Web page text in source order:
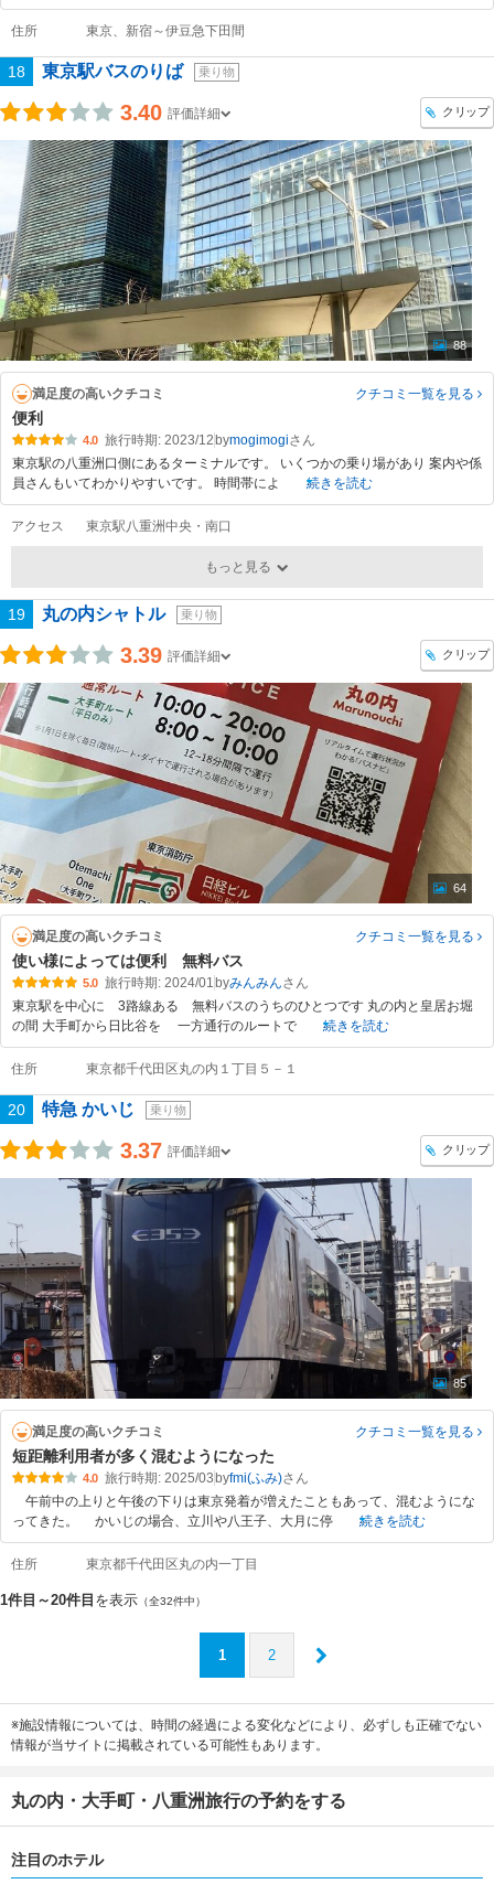
住所 東京、新宿～伊豆急下田間
18 東京駅バスのりば 乗り物
3.40 評価詳細 クリップ
88
満足度の高いクチコミ クチコミ一覧を見る
便利
4.0 旅行時期: 2023/12 bymogimogi
東京駅の八重洲口側にあるターミナルです。 いくつかの乗り場があり 案内や係
員さんもいてわかりやすいです。 時間帯によ
続きを読む
アクセス 東京駅八重洲中央・南口
もっと見る
19 丸の内シャトル 乗り物
3.39 評価詳細 クリップ
64
満足度の高いクチコミ クチコミ一覧を見る
使い様によっては便利 無料バス
5.0 旅行時期: 2024/01 byみんみん
東京駅を中心に 3路線ある 無料バスのうちのひとつです 丸の内と皇居お堀
の間 大手町から日比谷を 一方通行のルートで
続きを読む
住所 東京都千代田区丸の内１丁目５－１
20 特急 かいじ 乗り物
3.37 評価詳細 クリップ
85
満足度の高いクチコミ クチコミ一覧を見る
短距離利用者が多く混むようになった
4.0 旅行時期: 2025/03 byfmi(ふみ)
午前中の上りと午後の下りは東京発着が増えたこともあって、混むようにな
ってきた。 かいじの場合、立川や八王子、大月に停
続きを読む
住所 東京都千代田区丸の内一丁目
1件目～20件目 を表示 （全32件中）
1 2
※施設情報については、時間の経過による変化などにより、必ずしも正確でない
情報が当サイトに掲載されている可能性もあります。
丸の内・大手町・八重洲旅行の予約をする
注目のホテル